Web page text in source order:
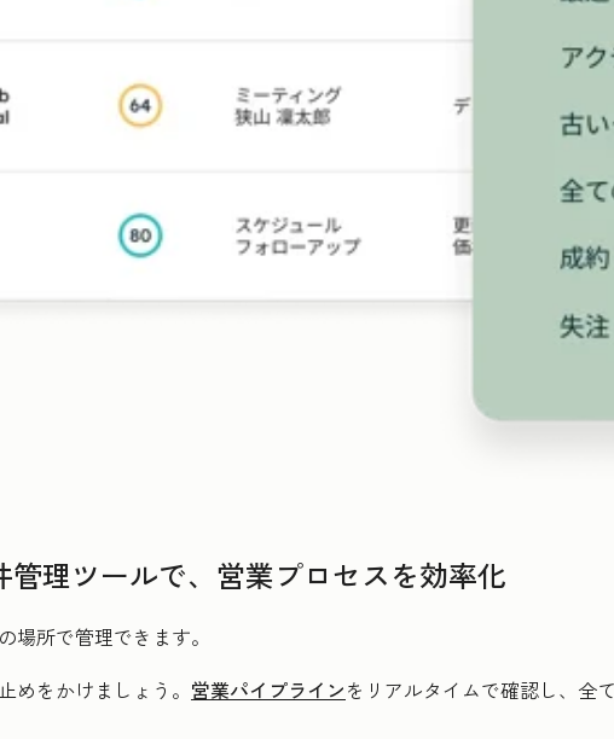
管理ツールで、営業プロセスを効率化
場所で管理できます。
めをかけましょう。 営業パイプラインをリアルタイムで確認し、全